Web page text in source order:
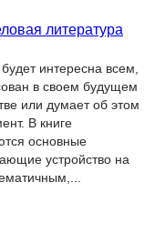
литература
интересна всем,
в своем будущем
или думает об этом
В книге
основные
устройство на